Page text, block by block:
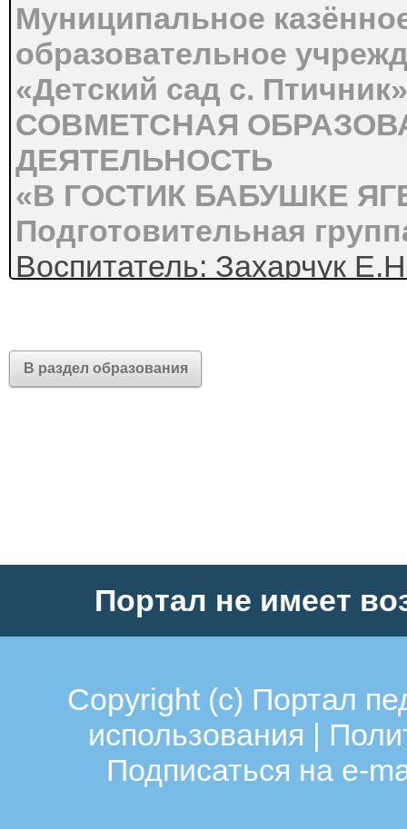
Муниципальное
образовательное
«Детский сад с. Птичник»
СОВМЕТСНАЯ
ДЕЯТЕЛЬНОСТЬ
«В ГОСТИК БАБУШКЕ
Подготовительная
Воспитатель: Захарчук
сказочного персонажа,
через
игровую
Задачи:
· Образовательные:
составлять описательные
рассказы, решать
В раздел образования
Портал не имеет
Copyright (c) Портал
использования |
Подписаться на e-